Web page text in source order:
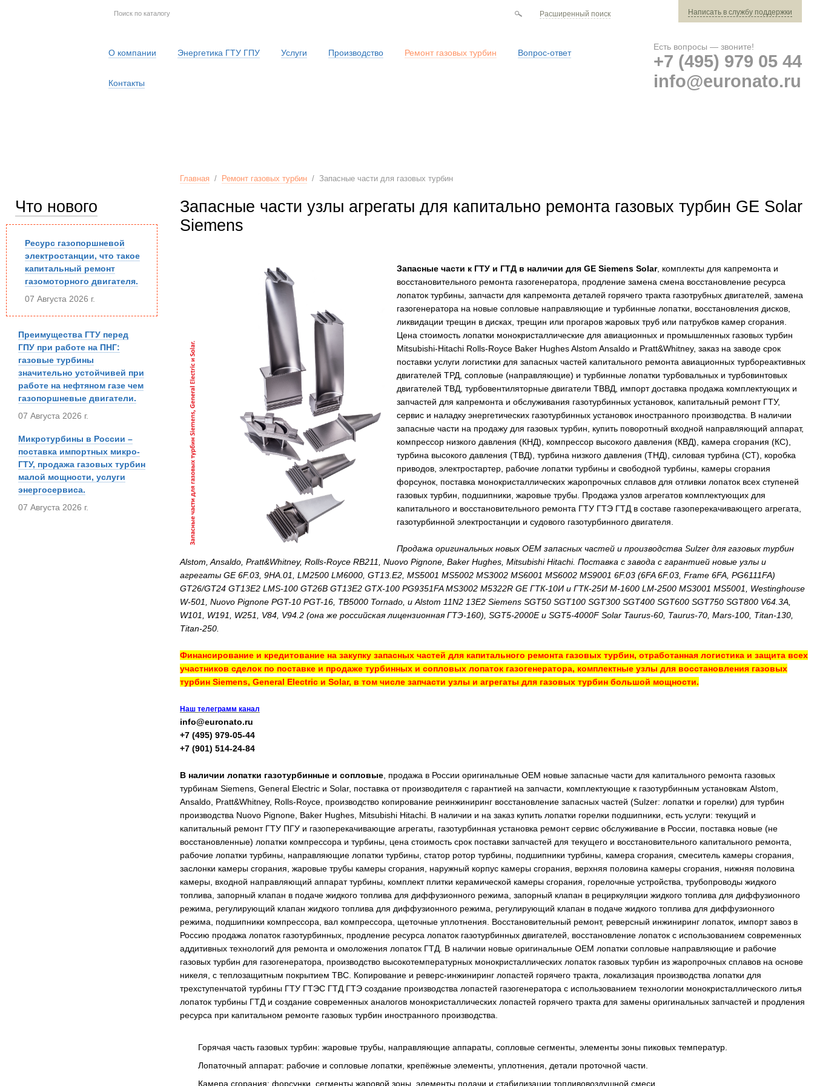
Расширенный поиск Написать в службу поддержки
О компании Энергетика ГТУ ГПУ Услуги Производство Ремонт газовых турбин Вопрос-ответ
Контакты
Есть вопросы — звоните!
+7 (495) 979 05 44
info@euronato.ru
Что нового
Ресурс газопоршневой
электростанции, что такое
капитальный ремонт
газомоторного двигателя.
07 Августа 2026 г.
Преимущества ГТУ перед
ГПУ при работе на ПНГ:
газовые турбины
значительно устойчивей при
работе на нефтяном газе чем
газопоршневые двигатели.
07 Августа 2026 г.
Микротурбины в России –
поставка импортных микро-
ГТУ, продажа газовых турбин
малой мощности, услуги
энергосервиса.
07 Августа 2026 г.
Главная / Ремонт газовых турбин / Запасные части для газовых турбин
Запасные части узлы агрегаты для капитально ремонта газовых турбин GE Solar
Siemens
Запасные части к ГТУ и ГТД в наличии для GE Siemens Solar, комплекты для капремонта и
восстановительного ремонта газогенератора, продление замена смена восстановление ресурса
лопаток турбины, запчасти для капремонта деталей горячего тракта газотрубных двигателей, замена
газогенератора на новые сопловые направляющие и турбинные лопатки, восстановления дисков,
ликвидации трещин в дисках, трещин или прогаров жаровых труб или патрубков камер сгорания.
Цена стоимость лопатки монокристаллические для авиационных и промышленных газовых турбин
Mitsubishi-Hitachi Rolls-Royce Baker Hughes Alstom Ansaldo и Pratt&Whitney, заказ на заводе срок
поставки услуги логистики для запасных частей капитального ремонта авиационных турбореактивных
двигателей ТРД, сопловые (направляющие) и турбинные лопатки турбовальных и турбовинтовых
двигателей ТВД, турбовентиляторные двигатели ТВВД, импорт доставка продажа комплектующих и
запчастей для капремонта и обслуживания газотурбинных установок, капитальный ремонт ГТУ,
сервис и наладку энергетических газотурбинных установок иностранного производства. В наличии
запасные части на продажу для газовых турбин, купить поворотный входной направляющий аппарат,
компрессор низкого давления (КНД), компрессор высокого давления (КВД), камера сгорания (КС),
турбина высокого давления (ТВД), турбина низкого давления (ТНД), силовая турбина (СТ), коробка
приводов, электростартер, рабочие лопатки турбины и свободной турбины, камеры сгорания
форсунок, поставка монокристаллических жаропрочных сплавов для отливки лопаток всех ступеней
газовых турбин, подшипники, жаровые трубы. Продажа узлов агрегатов комплектующих для
капитального и восстановительного ремонта ГТУ ГТЭ ГТД в составе газоперекачивающего агрегата,
газотурбинной электростанции и судового газотурбинного двигателя.
Продажа оригинальных новых OEM запасных частей и производства Sulzer для газовых турбин
Alstom, Ansaldo, Pratt&Whitney, Rolls-Royce RB211, Nuovo Pignone, Baker Hughes, Mitsubishi Hitachi. Поставка с завода с гарантией новые узлы и
агрегаты GE 6F.03, 9HA.01, LM2500 LM6000, GT13.E2, MS5001 MS5002 MS3002 MS6001 MS6002 MS9001 6F.03 (6FA 6F.03, Frame 6FA, PG6111FA)
GT26/GT24 GT13E2 LMS-100 GT26B GT13E2 GTX-100 PG9351FA MS3002 M5322R GE ГТК-10И и ГТК-25И M-1600 LM-2500 MS3001 MS5001, Westinghouse
W-501, Nuovo Pignone PGT-10 PGT-16, TB5000 Tornado, и Alstom 11N2 13E2 Siemens SGT50 SGT100 SGT300 SGT400 SGT600 SGT750 SGT800 V64.3A,
W101, W191, W251, V84, V94.2 (она же российская лицензионная ГТЭ-160), SGT5-2000E и SGT5-4000F Solar Taurus-60, Taurus-70, Mars-100, Titan-130,
Titan-250.
Финансирование и кредитование на закупку запасных частей для капитального ремонта газовых турбин, отработанная логистика и защита всех
участников сделок по поставке и продаже турбинных и сопловых лопаток газогенератора, комплектные узлы для восстановления газовых
турбин Siemens, General Electric и Solar, в том числе запчасти узлы и агрегаты для газовых турбин большой мощности.
Наш телеграмм канал
info@euronato.ru
+7 (495) 979-05-44
+7 (901) 514-24-84
В наличии лопатки газотурбинные и сопловые , продажа в России оригинальные OEM новые запасные части для капитального ремонта газовых
турбинам Siemens, General Electric и Solar, поставка от производителя с гарантией на запчасти, комплектующие к газотурбинным установкам Alstom,
Ansaldo, Pratt&Whitney, Rolls-Royce, производство копирование реинжиниринг восстановление запасных частей (Sulzer: лопатки и горелки) для турбин
производства Nuovo Pignone, Baker Hughes, Mitsubishi Hitachi. В наличии и на заказ купить лопатки горелки подшипники, есть услуги: текущий и
капитальный ремонт ГТУ ПГУ и газоперекачивающие агрегаты, газотурбинная установка ремонт сервис обслуживание в России, поставка новые (не
восстановленные) лопатки компрессора и турбины, цена стоимость срок поставки запчастей для текущего и восстановительного капитального ремонта,
рабочие лопатки турбины, направляющие лопатки турбины, статор ротор турбины, подшипники турбины, камера сгорания, смеситель камеры сгорания,
заслонки камеры сгорания, жаровые трубы камеры сгорания, наружный корпус камеры сгорания, верхняя половина камеры сгорания, нижняя половина
камеры, входной направляющий аппарат турбины, комплект плитки керамической камеры сгорания, горелочные устройства, трубопроводы жидкого
топлива, запорный клапан в подаче жидкого топлива для диффузионного режима, запорный клапан в рециркуляции жидкого топлива для диффузионного
режима, регулирующий клапан жидкого топлива для диффузионного режима, регулирующий клапан в подаче жидкого топлива для диффузионного
режима, подшипники компрессора, вал компрессора, щеточные уплотнения. Восстановительный ремонт, реверсный инжиниринг лопаток, импорт завоз в
Россию продажа лопаток газотурбинных, продление ресурса лопаток газотурбинных двигателей, восстановление лопаток с использованием современных
аддитивных технологий для ремонта и омоложения лопаток ГТД. В наличии новые оригинальные OEM лопатки сопловые направляющие и рабочие
газовых турбин для газогенератора, производство высокотемпературных монокристаллических лопаток газовых турбин из жаропрочных сплавов на основе
никеля, с теплозащитным покрытием TBC. Копирование и реверс-инжиниринг лопастей горячего тракта, локализация производства лопатки для
трехступенчатой турбины ГТУ ГТЭС ГТД ГТЭ создание производства лопастей газогенератора с использованием технологии монокристаллического литья
лопаток турбины ГТД и создание современных аналогов монокристаллических лопастей горячего тракта для замены оригинальных запчастей и продления
ресурса при капитальном ремонте газовых турбин иностранного производства.
Горячая часть газовых турбин: жаровые трубы, направляющие аппараты, сопловые сегменты, элементы зоны пиковых температур.
Лопаточный аппарат: рабочие и сопловые лопатки, крепёжные элементы, уплотнения, детали проточной части.
Камера сгорания: форсунки, сегменты жаровой зоны, элементы подачи и стабилизации топливовоздушной смеси.